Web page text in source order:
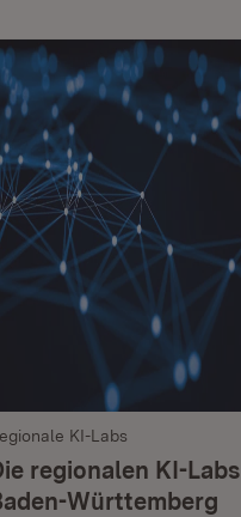
KI-Labs
regionalen KI-Labs
Württemberg